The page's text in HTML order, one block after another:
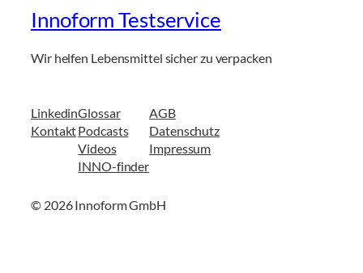
Innoform Testservice
Wir helfen Lebensmittel sicher zu verpacken
Linkedin
Kontakt
Glossar
Podcasts
Videos
INNO-finder
AGB
Datenschutz
Impressum
© 2026 Innoform GmbH